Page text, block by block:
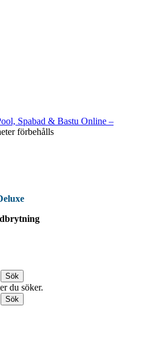
Spabad & Bastu Online –
förbehålls
Sök
du söker.
Sök